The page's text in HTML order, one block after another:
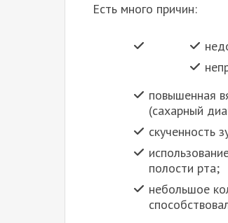
Есть много причин:
повышенная
(сахарный
скученность
полости рта;
небольшое